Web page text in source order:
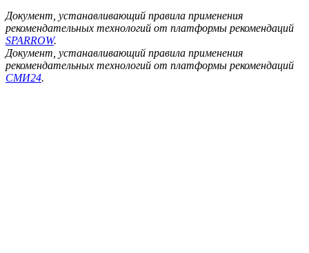
Документ, устанавливающий правила применения
рекомендательных технологий от платформы рекомендаций
SPARROW.
Документ, устанавливающий правила применения
рекомендательных технологий от платформы рекомендаций
СМИ24.